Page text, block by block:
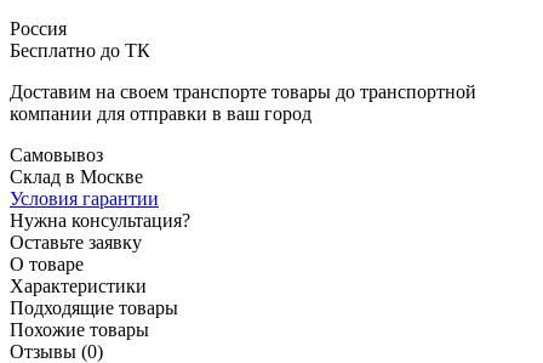
Россия
Бесплатно до ТК
Доставим на своем транспорте товары до транспортной
компании для отправки в ваш город
Самовывоз
Склад в Москве
Условия гарантии
Нужна консультация?
Оставьте заявку
О товаре
Характеристики
Подходящие товары
Похожие товары
Отзывы (0)